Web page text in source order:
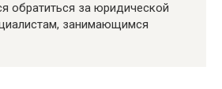
обратиться за юридической
занимающимся